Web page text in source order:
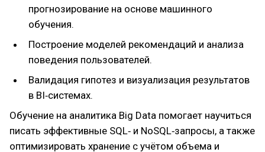
прогнозирование на основе машинного
обучения.
Построение моделей рекомендаций и анализа
поведения пользователей.
Валидация гипотез и визуализация результатов
в BI‑системах.
Обучение на аналитика Big Data помогает научиться
писать эффективные SQL‑ и NoSQL‑запросы, а также
оптимизировать хранение с учётом объема и